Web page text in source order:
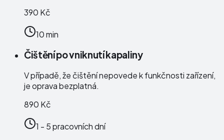
390 Kč
10 min
Čištění po vniknutí kapaliny
V případě, že čištění nepovede k funkčnosti zařízení,
je oprava bezplatná.
890 Kč
1 - 5 pracovních dní